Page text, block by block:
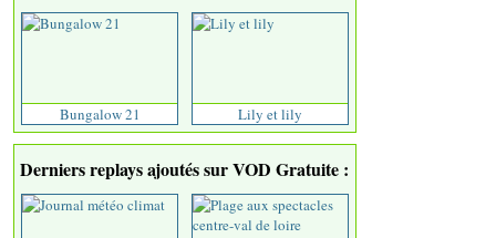
Bungalow 21 Lily et lily
Derniers replays ajoutés sur VOD Gratuite :